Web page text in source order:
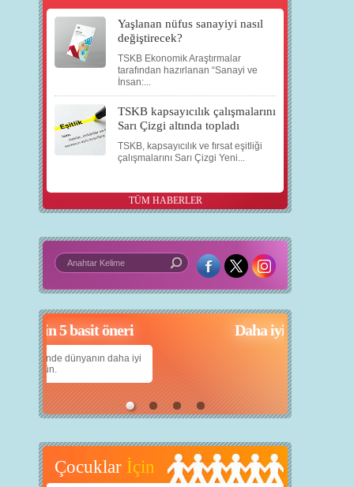
Yaşlanan nüfus sanayiyi nasıl
değiştirecek?
TSKB Ekonomik Araştırmalar
tarafından hazırlanan “Sanayi ve
İnsan:...
TSKB kapsayıcılık çalışmalarını
Sarı Çizgi altında topladı
TSKB, kapsayıcılık ve fırsat eşitliği
çalışmalarını Sarı Çizgi Yeni...
TÜM HABERLER
5 basit öneri
daha iyi
Daha iyi bir dünya için yapay zekâ
Çocuklarımıza daha güzel bir dünya bırakabilmek
Çocuklar İçin